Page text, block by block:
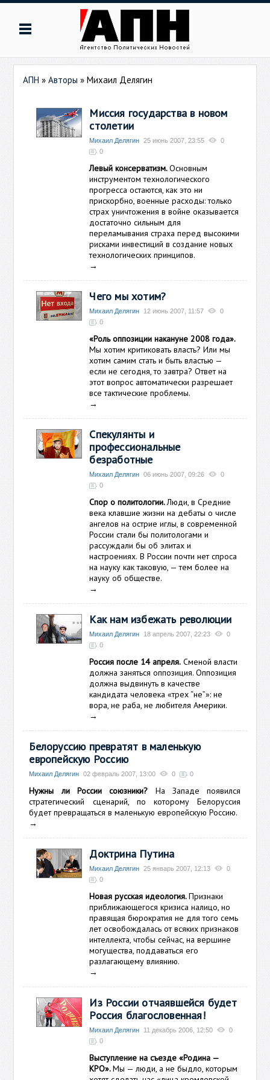
АПН »Авторы »Михаил Делягин
Миссия государства в новом
столетии
Михаил Делягин 25 июнь 2007, 23:55
0
0
Левый консерватизм.Основным
инструментом технологического
прогресса остаются, как это ни
прискорбно, военные расходы: только
страх уничтожения в войне оказывается
достаточно сильным для
переламывания страха перед высокими
рисками инвестиций в создание новых
технологических принципов.
→
Чего мы хотим?
Михаил Делягин 12 июнь 2007, 11:57
0
0
«Роль оппозиции накануне 2008 года».
Мы хотим критиковать власть? Или мы
хотим самим стать и быть властью —
если не сегодня, то завтра? Ответ на
этот вопрос автоматически разрешает
все тактические проблемы.
→
Спекулянты и
профессиональные
безработные
Михаил Делягин 06 июнь 2007, 09:26
0
0
Спор о политологии.Люди, в Средние
века клавшие жизни на дебаты о числе
ангелов на острие иглы, в современной
России стали бы политологами и
рассуждали бы об элитах и
настроениях. В России почти нет спроса
на науку как таковую, — тем более на
науку об обществе.
→
Как нам избежать революции
Михаил Делягин 18 апрель 2007, 22:23
0
0
Россия после 14 апреля. Сменой власти
должна заняться оппозиция. Оппозиция
должна выдвинуть в качестве
кандидата человека «трех “не”»: не
вора, не раба, не любителя Америки.
→
Белоруссию превратят в маленькую
европейскую Россию
Михаил Делягин 02 февраль 2007, 13:00 0 0
Нужны ли России союзники? На Западе появился
стратегический сценарий, по которому Белоруссия
будет превращаться в маленькую европейскую Россию.
→
Доктрина Путина
Михаил Делягин 25 январь 2007, 12:13
0
0
Новая русская идеология.Признаки
приближающегося кризиса налицо, но
правящая бюрократия не для того семь
лет освобождалась от всяких признаков
интеллекта, чтобы сейчас, на вершине
могущества, поддаваться его
разлагающему влиянию.
→
Из России отчаявшейся будет
Россия благословенная!
Михаил Делягин 11 декабрь 2006, 12:50
0
0
Выступление на съезде «Родина —
КРО».Мы — люди, а не быдло, которым